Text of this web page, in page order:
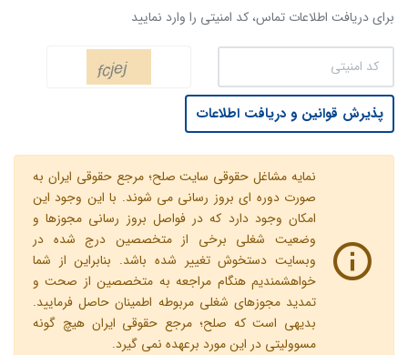
برای دریافت اطلاعات تماس، کد امنیتی را وارد نمایید
پذیرش قوانین و دریافت اطلاعات
نمایه مشاغل حقوقی سایت صلح؛ مرجع حقوقی ایران به
صورت دوره ای بروز رسانی می شوند. با این وجود این
امکان وجود دارد که در فواصل بروز رسانی مجوزها و
وضعیت شغلی برخی از متخصصین درج شده در
وبسایت دستخوش تغییر شده باشد. بنابراین از شما
خواهشمندیم هنگام مراجعه به متخصصین از صحت و
تمدید مجوزهای شغلی مربوطه اطمینان حاصل فرمایید.
بدیهی است که صلح؛ مرجع حقوقی ایران هیچ گونه
مسوولیتی در این مورد برعهده نمی گیرد.